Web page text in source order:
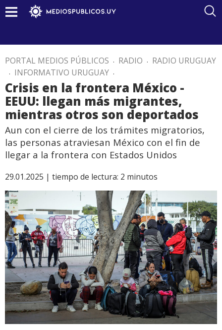
PORTAL MEDIOS PÚBLICOS . RADIO . RADIO URUGUAY
. INFORMATIVO URUGUAY .
Crisis en la frontera México -
EEUU: llegan más migrantes,
mientras otros son deportados
Aun con el cierre de los trámites migratorios,
las personas atraviesan México con el fin de
llegar a la frontera con Estados Unidos
29.01.2025 | tiempo de lectura: 2 minutos